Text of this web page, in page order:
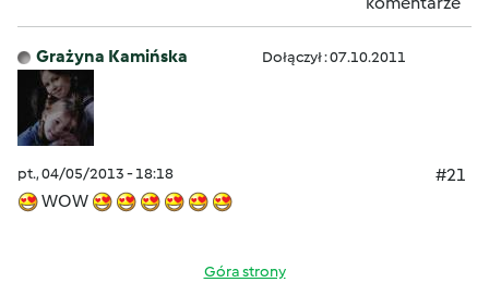
Grażyna Kamińska Dołączył : 07.10.2011
pt., 04/05/2013 - 18:18
#21
WOW
Góra strony